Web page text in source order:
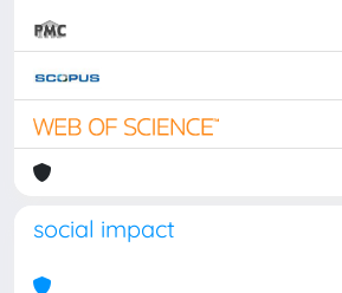
social impact